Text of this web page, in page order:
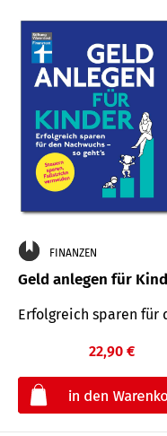
FINANZEN
Geld anlegen für
Erfolgreich sparen für
22,90 €